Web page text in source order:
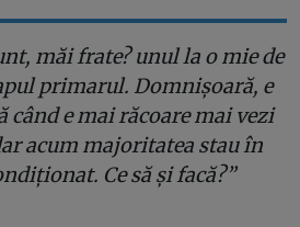
măi frate? unul la o mie de
primarul. Domnișoară, e
când e mai răcoare mai vezi
acum majoritatea stau în
Ce să și facă?”